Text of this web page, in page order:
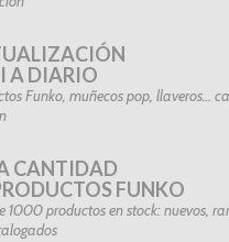
A DIARIO
Funko, muñecos pop, llaveros…
CANTIDAD
FUNKO
1000 productos en stock: nuevos,